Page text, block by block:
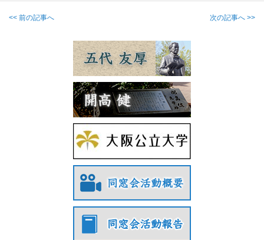
<< 前の記事へ 次の記事へ >>